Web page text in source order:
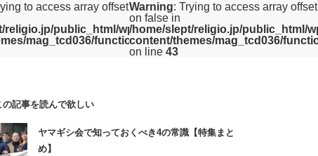
to access array offset
religio.jp/public_html/wp/wp-
mag_tcd036/functions/category.php
Warning: Trying to access array offset
on false in
/home/slept/religio.jp/public_html/
content/themes/mag_tcd036/
on line43
神社本庁に属さない神社が急増？その理
の記事を読んで欲しい
ヤマギシ会で知っておくべき4の常識【特集まと
め】